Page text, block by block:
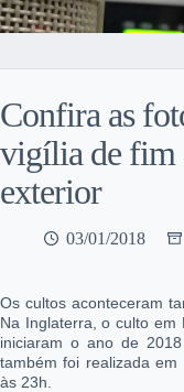
Confira as
vigília de fim
exterior
03/01/2018
Os cultos aconteceram
Na Inglaterra, o culto em
iniciaram o ano de
também foi realizada
às 23h.